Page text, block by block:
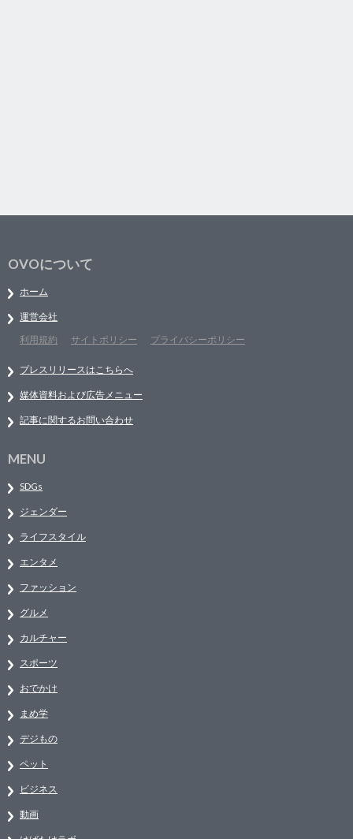
OVOについて
ホーム
運営会社
利用規約
サイトポリシー プライバシーポリシー
プレスリリースはこちらへ
媒体資料および広告メニュー
記事に関するお問い合わせ
MENU
SDGs
ジェンダー
ライフスタイル
エンタメ
ファッション
グルメ
カルチャー
スポーツ
おでかけ
まめ学
デジもの
ペット
ビジネス
動画